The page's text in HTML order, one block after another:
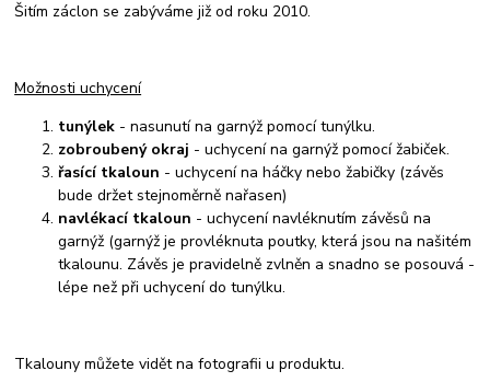
Šitím záclon se zabýváme již od roku 2010.
Možnosti uchycení
tunýlek - nasunutí na garnýž pomocí tunýlku.
zobroubený okraj - uchycení na garnýž pomocí žabiček.
řasící tkaloun - uchycení na háčky nebo žabičky (závěs
bude držet stejnoměrně nařasen)
navlékací tkaloun - uchycení navléknutím závěsů na
garnýž (garnýž je provléknuta poutky, která jsou na našitém
tkalounu. Závěs je pravidelně zvlněn a snadno se posouvá -
lépe než při uchycení do tunýlku.
Tkalouny můžete vidět na fotografii u produktu.